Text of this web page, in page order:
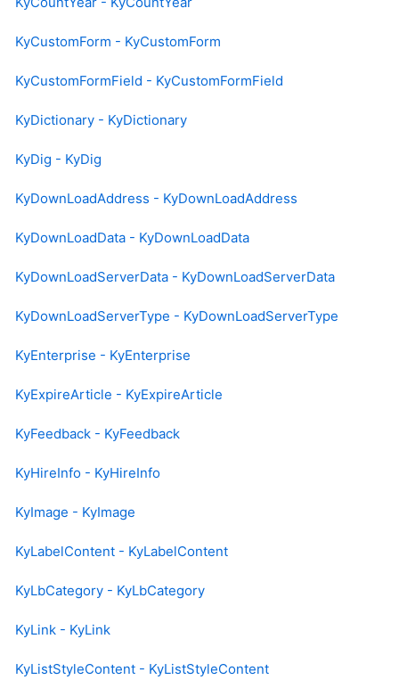
KyCustomForm - KyCustomForm
KyCustomFormField - KyCustomFormField
KyDictionary - KyDictionary
KyDig - KyDig
KyDownLoadAddress - KyDownLoadAddress
KyDownLoadData - KyDownLoadData
KyDownLoadServerData - KyDownLoadServerData
KyDownLoadServerType - KyDownLoadServerType
KyEnterprise - KyEnterprise
KyExpireArticle - KyExpireArticle
KyFeedback - KyFeedback
KyHireInfo - KyHireInfo
KyImage - KyImage
KyLabelContent - KyLabelContent
KyLbCategory - KyLbCategory
KyLink - KyLink
KyListStyleContent - KyListStyleContent